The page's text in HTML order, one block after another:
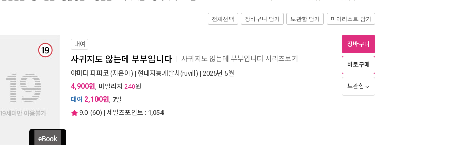
전체선택 장바구니 담기 보관함 담기 마이리스트 담기
대여
사귀지도 않는데 부부입니다 사귀지도 않는데 부부입니다 시리즈보기
야마다 파피코 (지은이) | 현대지능개발사(ruvill) | 2025년 5월
4,900원, 마일리지 240원
대여 2,100원, 7일
9.0 (60) | 세일즈포인트 : 1,054
장바구니
바로구매
보관함